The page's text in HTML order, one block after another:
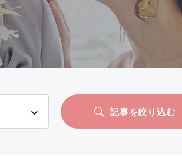
記事を絞り込む